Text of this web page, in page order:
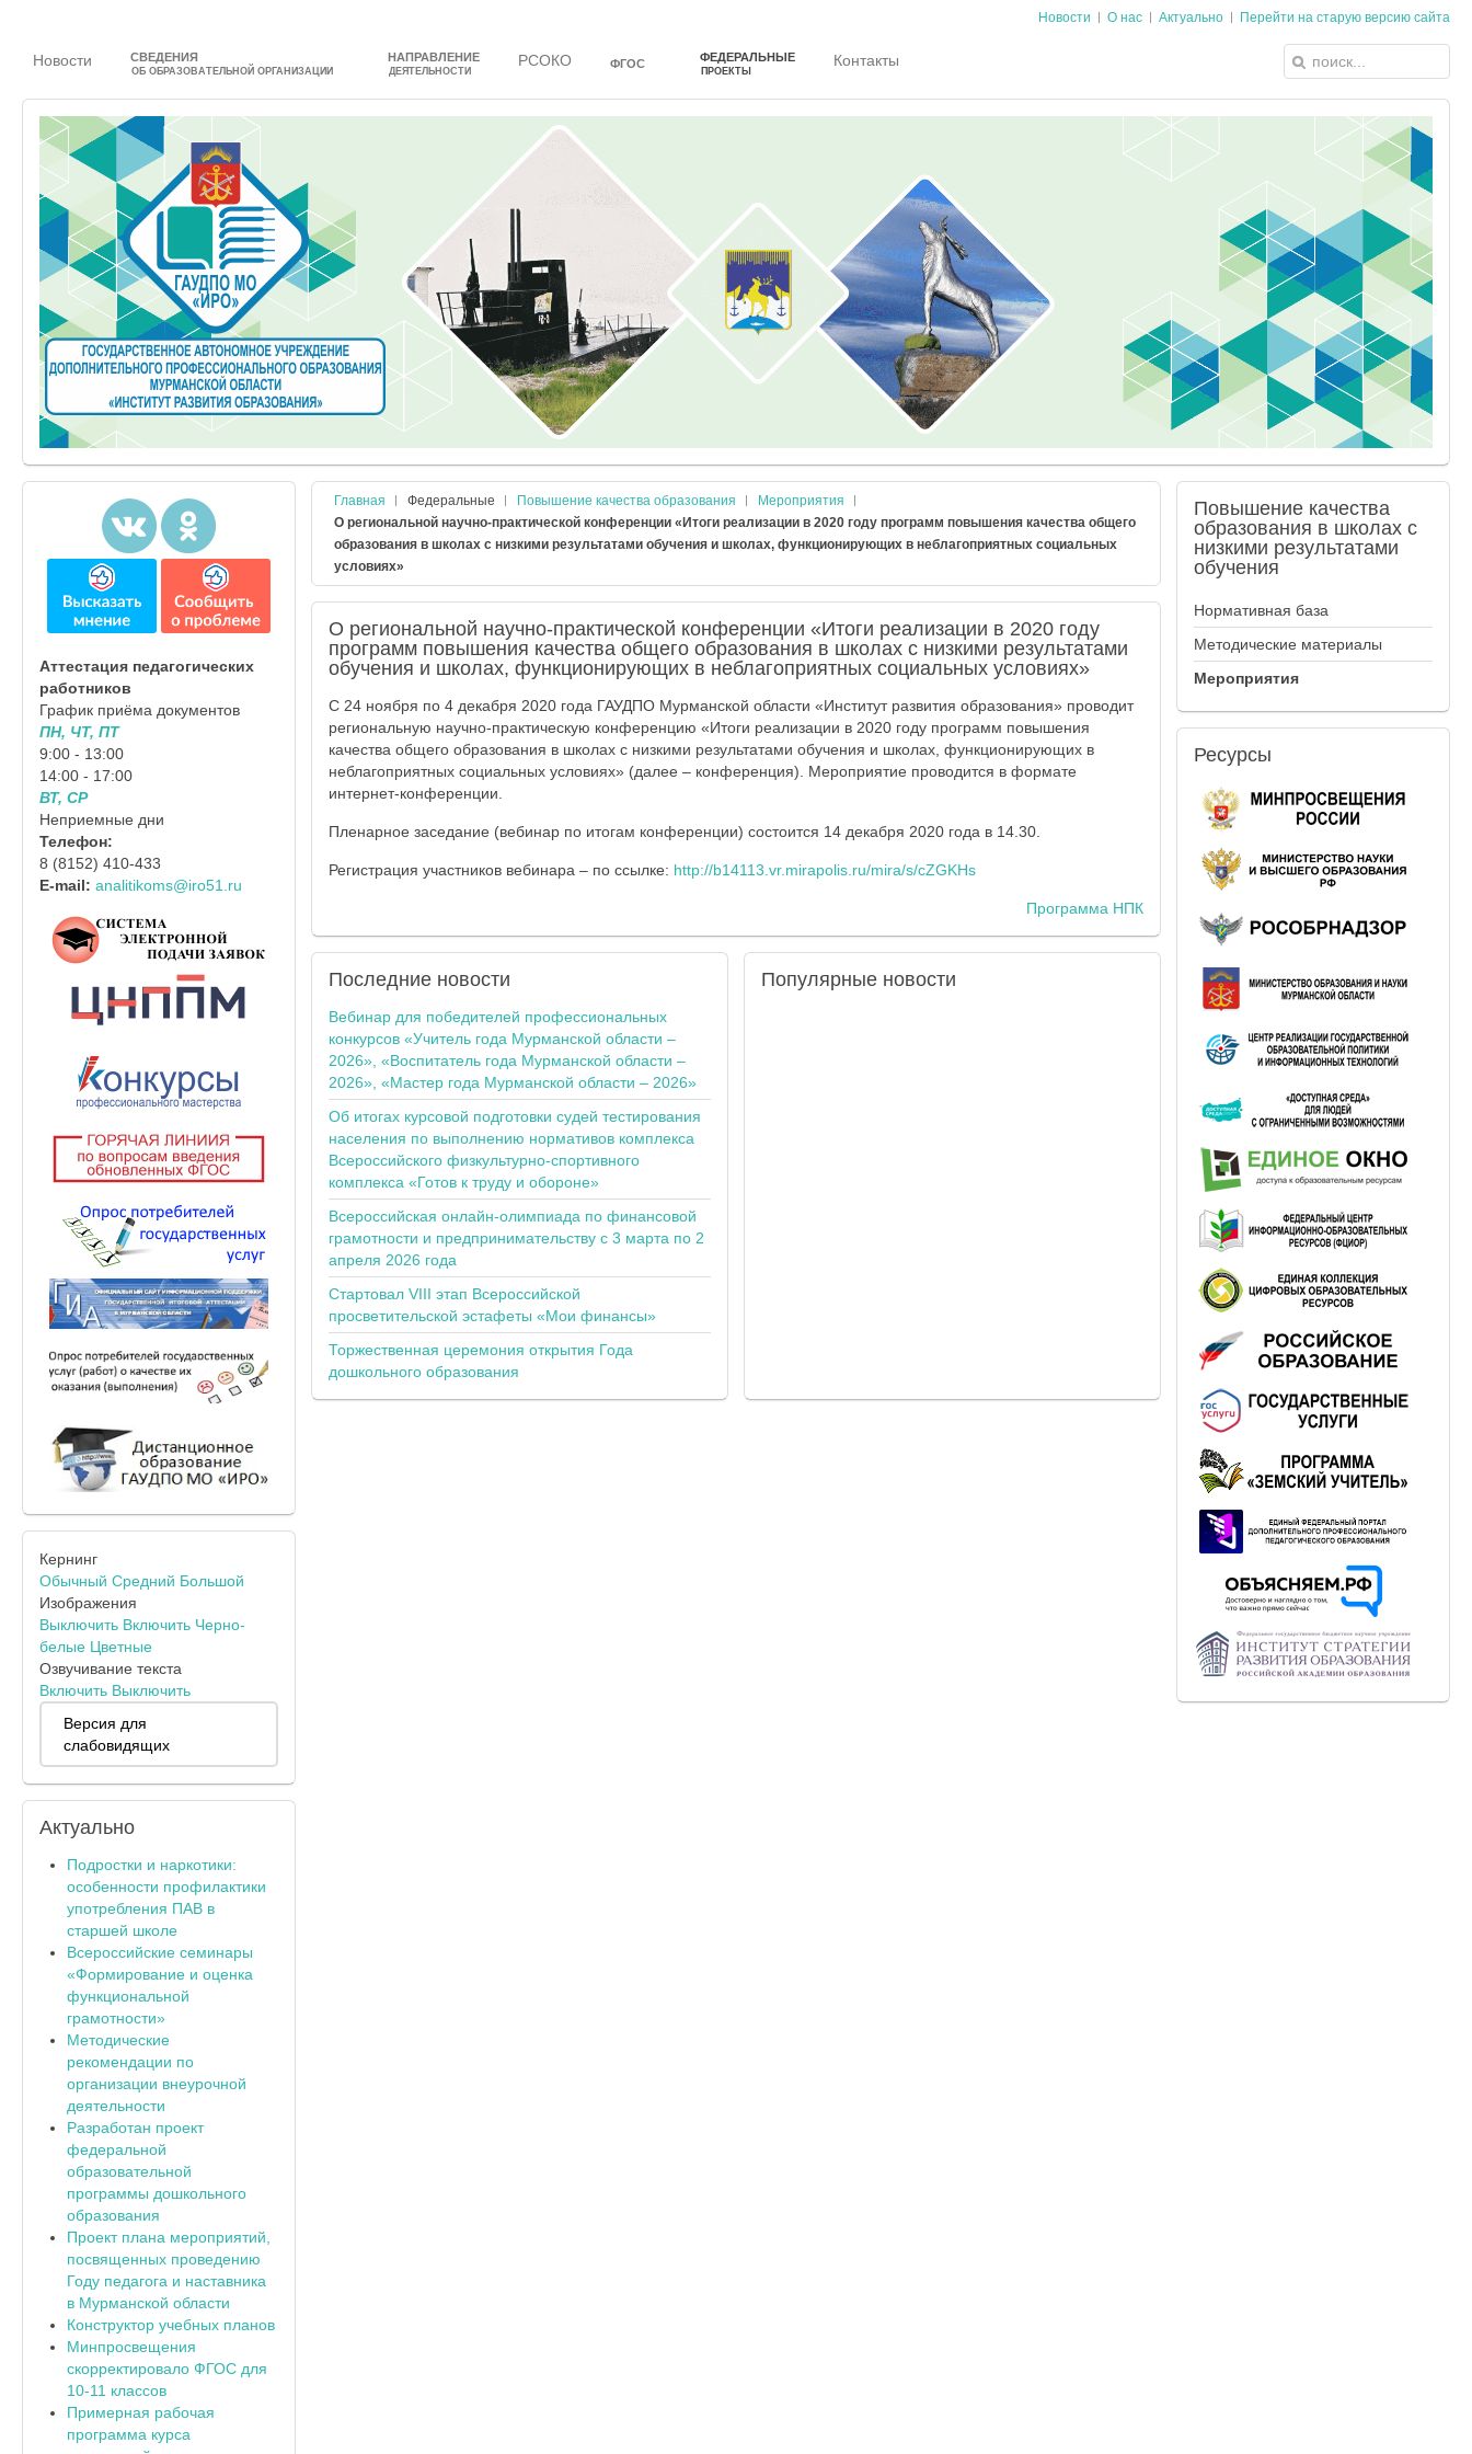
Новости О нас Актуально Перейти на старую версию сайта
Новости СВЕДЕНИЯ
ОБ ОБРАЗОВАТЕЛЬНОЙ ОРГАНИЗАЦИИ
НАПРАВЛЕНИЕ
ДЕЯТЕЛЬНОСТИ
РСОКО ФГОС ФЕДЕРАЛЬНЫЕ
ПРОЕКТЫ
Контакты
Главная Федеральные Повышение качества образования
Мероприятия
О региональной научно-практической конференции «Итоги реализации в 2020 году программ повышения качества общего
образования в школах с низкими результатами обучения и школах, функционирующих в неблагоприятных социальных
условиях»
О региональной научно-практической конференции «Итоги реализации в 2020 году
программ повышения качества общего образования в школах с низкими результатами
обучения и школах, функционирующих в неблагоприятных социальных условиях»
С 24 ноября по 4 декабря 2020 года ГАУДПО Мурманской области «Институт развития образования» проводит
региональную научно-практическую конференцию «Итоги реализации в 2020 году программ повышения
качества общего образования в школах с низкими результатами обучения и школах, функционирующих в
неблагоприятных социальных условиях» (далее – конференция). Мероприятие проводится в формате
интернет-конференции.
Пленарное заседание (вебинар по итогам конференции) состоится 14 декабря 2020 года в 14.30.
Регистрация участников вебинара – по ссылке: http://b14113.vr.mirapolis.ru/mira/s/cZGKHs
Программа НПК
Последниеновости
Вебинар для победителей профессиональных
конкурсов «Учитель года Мурманской области –
2026», «Воспитатель года Мурманской области –
2026», «Мастер года Мурманской области – 2026»
Об итогах курсовой подготовки судей тестирования
населения по выполнению нормативов комплекса
Всероссийского физкультурно-спортивного
комплекса «Готов к труду и обороне»
Всероссийская онлайн-олимпиада по финансовой
грамотности и предпринимательству с 3 марта по 2
апреля 2026 года
Стартовал VIII этап Всероссийской
просветительской эстафеты «Мои финансы»
Торжественная церемония открытия Года
дошкольного образования
Популярныеновости
Аттестация педагогических
работников
График приёма документов
ПН, ЧТ, ПТ
9:00 - 13:00
14:00 - 17:00
ВТ, СР
Неприемные дни
Телефон:
8 (8152) 410-433
E-mail: analitikoms@iro51.ru
Кернинг
Обычный Средний Большой
Изображения
Выключить Включить Черно-
белые Цветные
Озвучивание текста
Включить Выключить
Версия для
слабовидящих
Актуально
Подростки и наркотики:
особенности профилактики
употребления ПАВ в
старшей школе
Всероссийские семинары
«Формирование и оценка
функциональной
грамотности»
Методические
рекомендации по
организации внеурочной
деятельности
Разработан проект
федеральной
образовательной
программы дошкольного
образования
Проект плана мероприятий,
посвященных проведению
Году педагога и наставника
в Мурманской области
Конструктор учебных планов
Минпросвещения
скорректировало ФГОС для
10-11 классов
Примерная рабочая
программа курса
Повышение качества
образования в школах с
низкими результатами
обучения
Нормативная база
Методические материалы
Мероприятия
Ресурсы